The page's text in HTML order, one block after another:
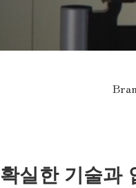
확실한 기술과